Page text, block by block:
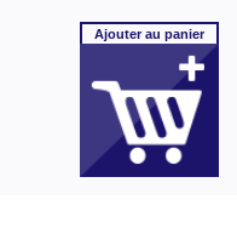
Ajouterau panier